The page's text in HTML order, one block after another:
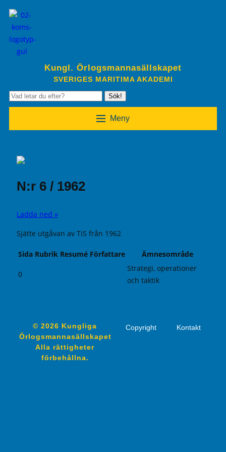
Kungl. Örlogsmannasällskapet
SVERIGES MARITIMA AKADEMI
Sök!
Meny
N:r 6 / 1962
Ladda ned »
Sjätte utgåvan av TiS från 1962
Sida Rubrik Resumé Författare Ämnesområde
0
Strategi, operationer
och taktik
© 2026 Kungliga
Örlogsmannasällskapet
Alla rättigheter
förbehållna.
Copyright Kontakt